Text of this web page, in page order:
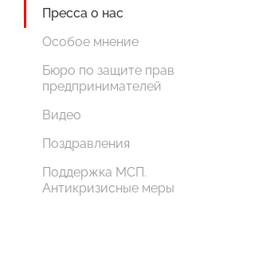
Пресса о нас
Особое мнение
Бюро по защите прав
предпринимателей
Видео
Поздравления
Поддержка МСП.
Антикризисные меры